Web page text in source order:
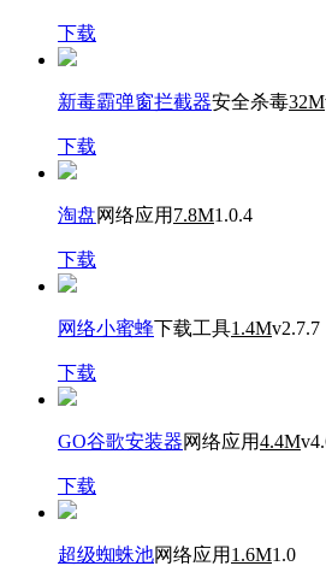
下载
新毒霸弹窗拦截器安全杀毒32M
下载
淘盘网络应用 7.8M1.0.4
下载
网络小蜜蜂下载工具1.4Mv2.7.7
下载
GO谷歌安装器网络应用4.4M
下载
超级蜘蛛池网络应用 1.6M1.0